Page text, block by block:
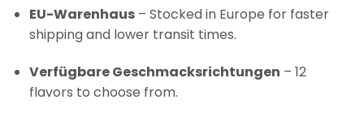
EU-Warenhaus– Stocked in Europe for faster
shipping and lower transit times.
Verfügbare Geschmacksrichtungen – 12
flavors to choose from.